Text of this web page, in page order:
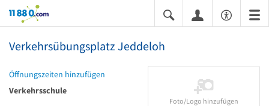
11880.com
Verkehrsübungsplatz Jeddeloh
Öffnungszeiten hinzufügen
Verkehrsschule
Foto/Logo hinzufügen